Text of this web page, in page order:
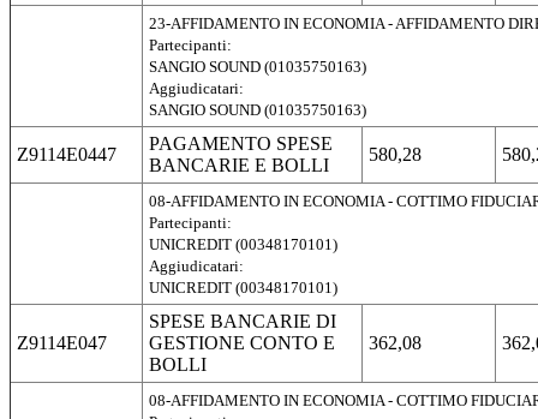
23-AFFIDAMENTO IN ECONOMIA - AFFIDAMENTO
Partecipanti:
SANGIO SOUND (01035750163)
Aggiudicatari:
SANGIO SOUND (01035750163)
Z9114E0447
PAGAMENTO SPESE
BANCARIE E BOLLI
580,28
08-AFFIDAMENTO IN ECONOMIA - COTTIMO
Partecipanti:
UNICREDIT (00348170101)
Aggiudicatari:
UNICREDIT (00348170101)
Z9114E047
SPESE BANCARIE DI
GESTIONE CONTO E
BOLLI
362,08
08-AFFIDAMENTO IN ECONOMIA - COTTIMO